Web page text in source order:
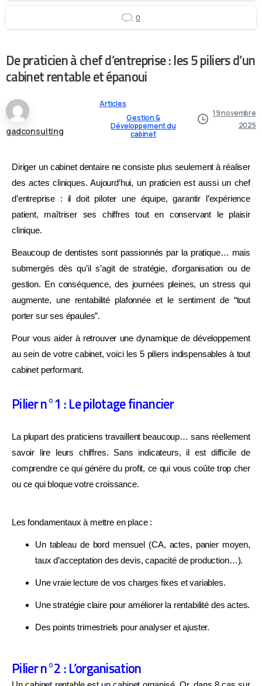
0
De praticien à chef d’entreprise : les 5 piliers d’un
cabinet rentable et épanoui
gadconsulting
Articles
Gestion &
Développement du
cabinet
19 novembre
2025
Diriger un cabinet dentaire ne consiste plus seulement à réaliser
des actes cliniques. Aujourd’hui, un praticien est aussi un chef
d’entreprise : il doit piloter une équipe, garantir l’expérience
patient, maîtriser ses chiffres tout en conservant le plaisir
clinique.
Beaucoup de dentistes sont passionnés par la pratique… mais
submergés dès qu’il s’agit de stratégie, d’organisation ou de
gestion. En conséquence, des journées pleines, un stress qui
augmente, une rentabilité plafonnée et le sentiment de “tout
porter sur ses épaules”.
Pour vous aider à retrouver une dynamique de développement
au sein de votre cabinet, voici les 5 piliers indispensables à tout
cabinet performant.
Pilier n°1 : Le pilotage financier
La plupart des praticiens travaillent beaucoup… sans réellement
savoir lire leurs chiffres. Sans indicateurs, il est difficile de
comprendre ce qui génère du profit, ce qui vous coûte trop cher
ou ce qui bloque votre croissance.
Les fondamentaux à mettre en place :
Un tableau de bord mensuel (CA, actes, panier moyen,
taux d’acceptation des devis, capacité de production…).
Une vraie lecture de vos charges fixes et variables.
Une stratégie claire pour améliorer la rentabilité des actes.
Des points trimestriels pour analyser et ajuster.
Pilier n°2 : L’organisation